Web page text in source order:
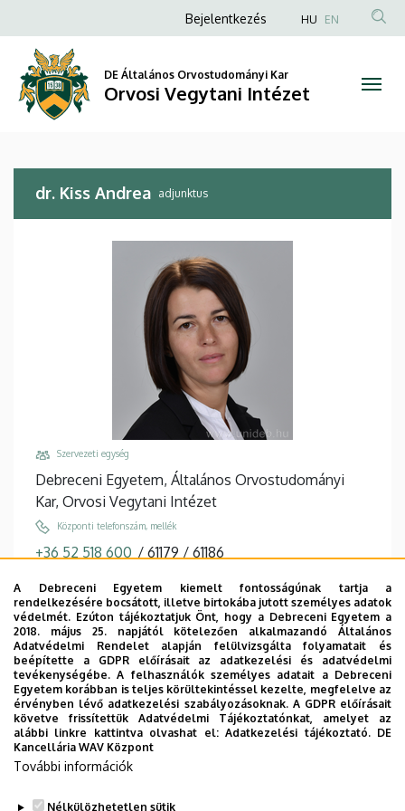
Kiss
Andrea
Orvosi
Vegytani
a
tartalomra
Anonim
fiók
menüje
Bejelentkezés HU EN
DE Általános Orvostudományi Kar
Orvosi Vegytani Intézet
dr. Kiss Andrea adjunktus
Szervezeti egység
Debreceni Egyetem, Általános Orvostudományi
Kar, Orvosi Vegytani Intézet
Központi telefonszám, mellék
+36 52 518 600 / 61179 / 61186
kissand@med.unideb.hu
Cím
4032 Debrecen, Egyetem tér 1.
Épület, emelet, ajtó
Élettudományi labor épület, 3. emelet, 3.403
Weboldalak
Website
Tudóstér profil
Leírás
A Debreceni Egyetem kiemelt fontosságúnak tartja a
rendelkezésére bocsátott, illetve birtokába jutott személyes adatok
védelmét. Ezúton tájékoztatjuk Önt, hogy a Debreceni Egyetem a
2018. május 25. napjától kötelezően alkalmazandó Általános
Adatvédelmi Rendelet alapján felülvizsgálta folyamatait és
beépítette a GDPR előírásait az adatkezelési és adatvédelmi
tevékenységébe. A felhasználók személyes adatait a Debreceni
Egyetem korábban is teljes körültekintéssel kezelte, megfelelve az
érvényben lévő adatkezelési szabályozásoknak. A GDPR előírásait
követve frissítettük Adatvédelmi Tájékoztatónkat, amelyet az
alábbi linkre kattintva olvashat el:Adatkezelési tájékoztató. DE
Kancellária WAV Központ
További információk
Nélkülözhetetlen sütik